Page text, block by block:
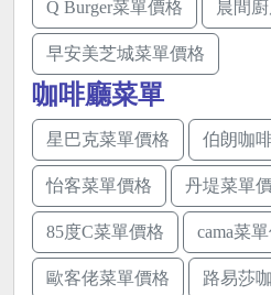
Q Burger菜單價格 晨間
早安美芝城菜單價格
咖啡廳菜單
星巴克菜單價格 伯朗咖
怡客菜單價格 丹堤菜單
85度C菜單價格 cama菜
歐客佬菜單價格 路易莎